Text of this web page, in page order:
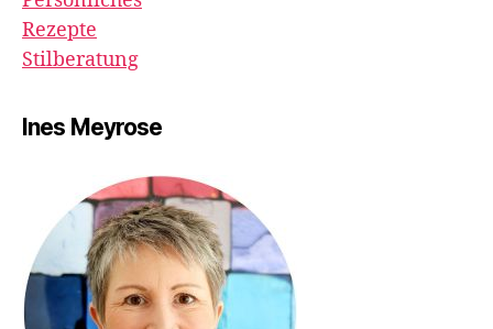
Rezepte
Stilberatung
Ines Meyrose